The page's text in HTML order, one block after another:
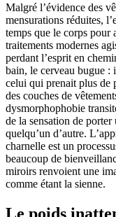
Malgré l’évidence des
mensurations réduites,
temps que le corps pour
traitements modernes
perdant l’esprit en
bain, le cerveau bugue :
celui qui prenait plus de
des couches de
dysmorphophobie
de la sensation de porter
quelqu’un d’autre.
charnelle est un
beaucoup de
miroirs renvoient une
comme étant la sienne.
Le poids